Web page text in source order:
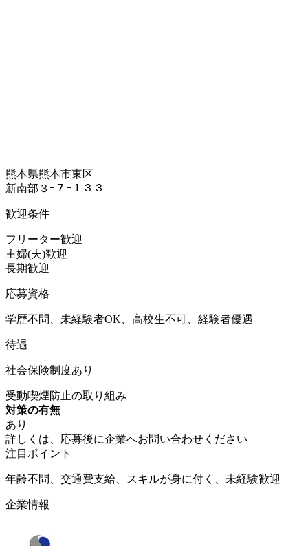
熊本県熊本市東区
新南部３ｰ７ｰ１３３
歓迎条件
フリーター歓迎
主婦(夫)歓迎
長期歓迎
応募資格
学歴不問、未経験者OK、高校生不可、経験者優遇
待遇
社会保険制度あり
受動喫煙防止の取り組み
対策の有無
あり
詳しくは、応募後に企業へお問い合わせください
注目ポイント
年齢不問、交通費支給、スキルが身に付く、未経験歓迎
企業情報